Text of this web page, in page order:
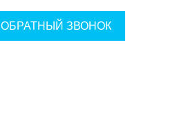
ОБРАТНЫЙ ЗВОНОК